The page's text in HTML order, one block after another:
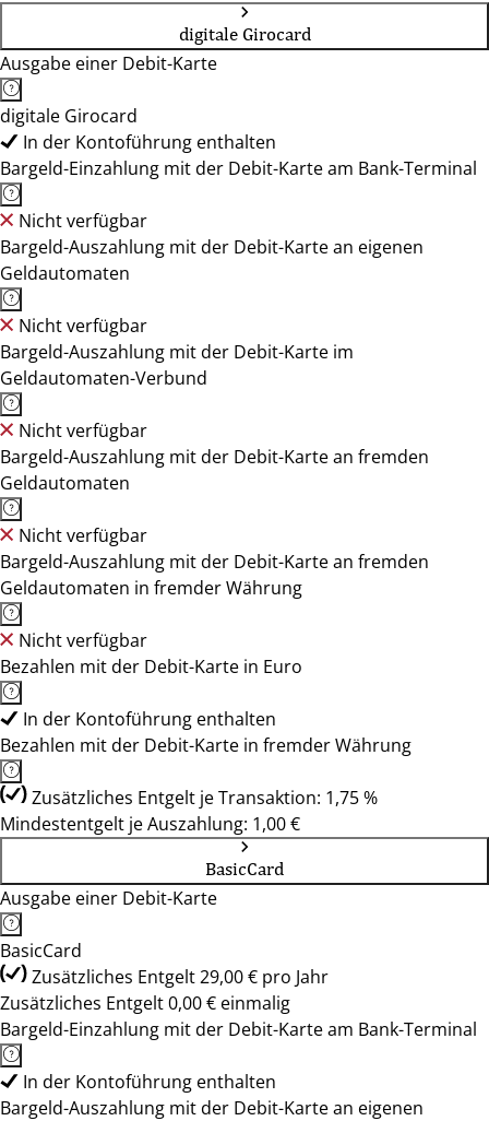
digitale Girocard
Ausgabe einer Debit-Karte
digitale Girocard
In der Kontoführung enthalten
Bargeld-Einzahlung mit der Debit-Karte am Bank-Terminal
Nicht verfügbar
Bargeld-Auszahlung mit der Debit-Karte an eigenen
Geldautomaten
Nicht verfügbar
Bargeld-Auszahlung mit der Debit-Karte im
Geldautomaten-Verbund
Nicht verfügbar
Bargeld-Auszahlung mit der Debit-Karte an fremden
Geldautomaten
Nicht verfügbar
Bargeld-Auszahlung mit der Debit-Karte an fremden
Geldautomaten in fremder Währung
Nicht verfügbar
Bezahlen mit der Debit-Karte in Euro
In der Kontoführung enthalten
Bezahlen mit der Debit-Karte in fremder Währung
Zusätzliches Entgelt je Transaktion: 1,75 %
Mindestentgelt je Auszahlung: 1,00 €
BasicCard
Ausgabe einer Debit-Karte
BasicCard
Zusätzliches Entgelt 29,00 € pro Jahr
Zusätzliches Entgelt 0,00 € einmalig
Bargeld-Einzahlung mit der Debit-Karte am Bank-Terminal
In der Kontoführung enthalten
Bargeld-Auszahlung mit der Debit-Karte an eigenen